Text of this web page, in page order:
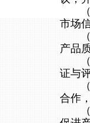
（
市场
（
产品
（
证与
（
合作
（